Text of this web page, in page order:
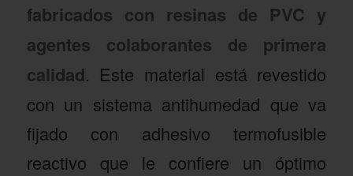
fabricados con resinas de PVC y
agentes colaborantes de primera
calidad. Este material está revestido
con un sistema antihumedad que va
fijado con adhesivo termofusible
reactivo que le confiere un óptimo